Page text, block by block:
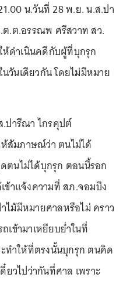
น.วันที่ 28 พ.ย. น.ส.ปา
.ต.อรรณพ ศรีสวาท สว.
ดำเนินคดีกับผู้ที่บุกรุก
นวันเดียวกัน โดยไม่มีหมาย
.ปารีณา ไกรคุปต์
สัมภาษณ์ว่า ตนไม่ได้
ตนไม่ได้บุกรุก ตอนนี้รอก
ข้าแจ้งความที่ สภ.จอมบึง
ไม้มีหมายศาลหรือไม่ คราว
เข้ามาเหยียบย่ำในที่
ทำให้ที่ตรงนั้นบุกรุก ตนคิด
ยวไปว่ากันที่ศาล เพราะ